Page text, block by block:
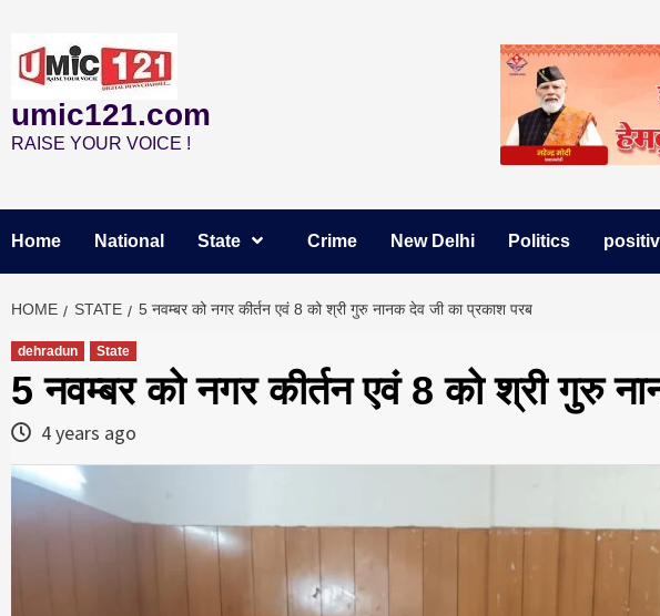
content
umic121.com
RAISE YOUR VOICE !
Home National State Crime New Delhi Politics
HOME STATE 5 नवम्बर को नगर कीर्तन एवं 8 को श्री गुरु नानक देव जी का प्रकाश परब
dehradun State
5 नवम्बर को नगर कीर्तन एवं 8 को श्री गुरु
4 years ago